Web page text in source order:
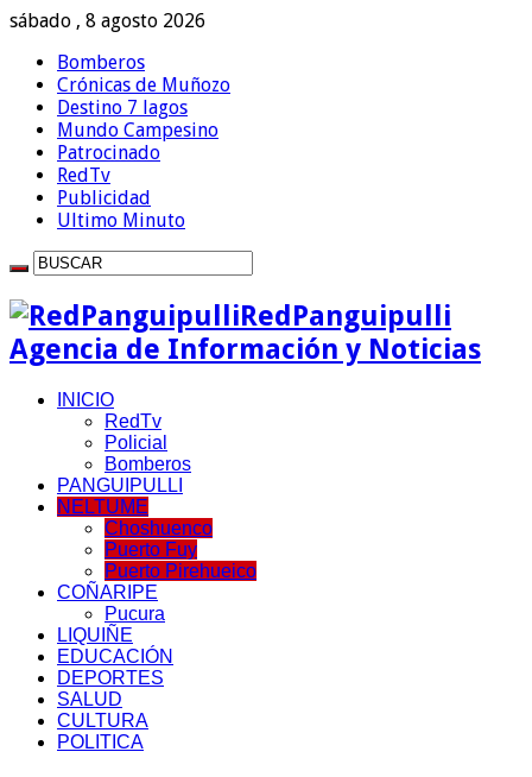
sábado , 8 agosto 2026
Bomberos
Crónicas de Muñozo
Destino 7 lagos
Mundo Campesino
Patrocinado
RedTv
Publicidad
Ultimo Minuto
RedPanguipulli
Agencia de Información y Noticias
INICIO
RedTv
Policial
Bomberos
PANGUIPULLI
NELTUME
Choshuenco
Puerto Fuy
Puerto Pirehueico
COÑARIPE
Pucura
LIQUIÑE
EDUCACIÓN
DEPORTES
SALUD
CULTURA
POLITICA